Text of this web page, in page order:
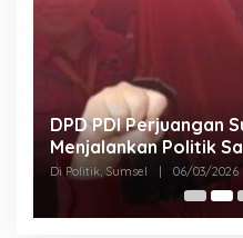
DPD PDI Perjuangan
Menjalankan Politik
Di Politik, Sumsel 06/03/2026